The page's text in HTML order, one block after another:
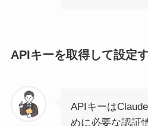
APIキーを取得して設定
APIキーは
めに必要な認証